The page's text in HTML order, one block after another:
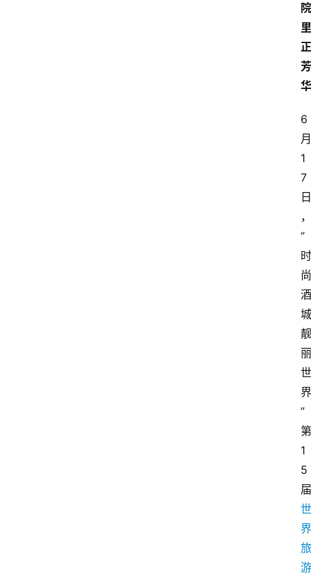
院
里
正
芳
华
6
月
1
7
日
，
“
时
尚
酒
城
靓
丽
世
界
”
第
1
5
届
世
界
旅
游